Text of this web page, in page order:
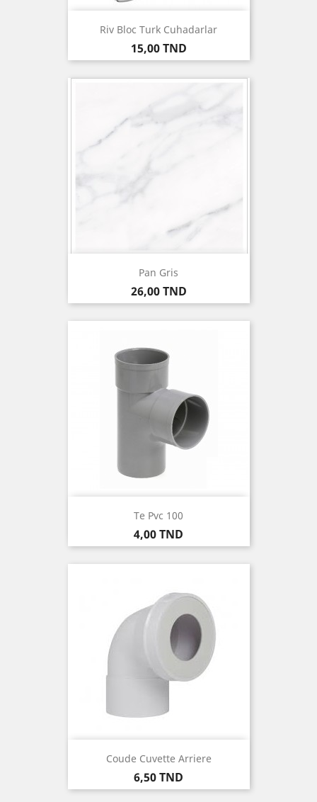
Riv Bloc Turk Cuhadarlar
Prix
15,00 TND
Pan Gris
Prix
26,00 TND
Te Pvc 100
Prix
4,00 TND
Coude Cuvette Arriere
Prix
6,50 TND